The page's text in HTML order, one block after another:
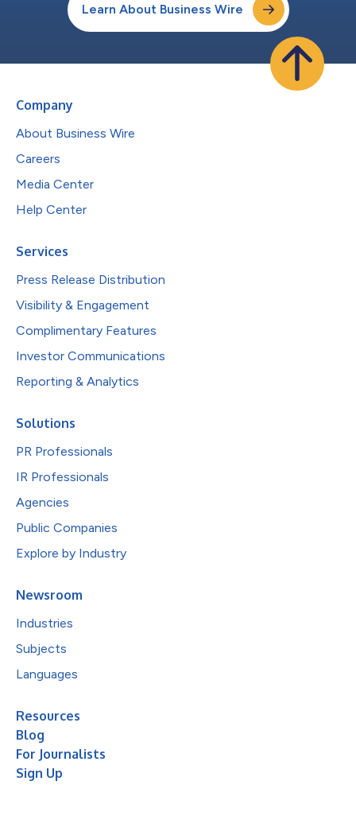
Learn About Business Wire
Company
About Business Wire
Careers
Media Center
Help Center
Services
Press Release Distribution
Visibility & Engagement
Complimentary Features
Investor Communications
Reporting & Analytics
Solutions
PR Professionals
IR Professionals
Agencies
Public Companies
Explore by Industry
Newsroom
Industries
Subjects
Languages
Resources
Blog
For Journalists
Sign Up